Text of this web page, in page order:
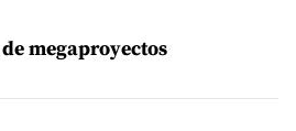
megaproyectos